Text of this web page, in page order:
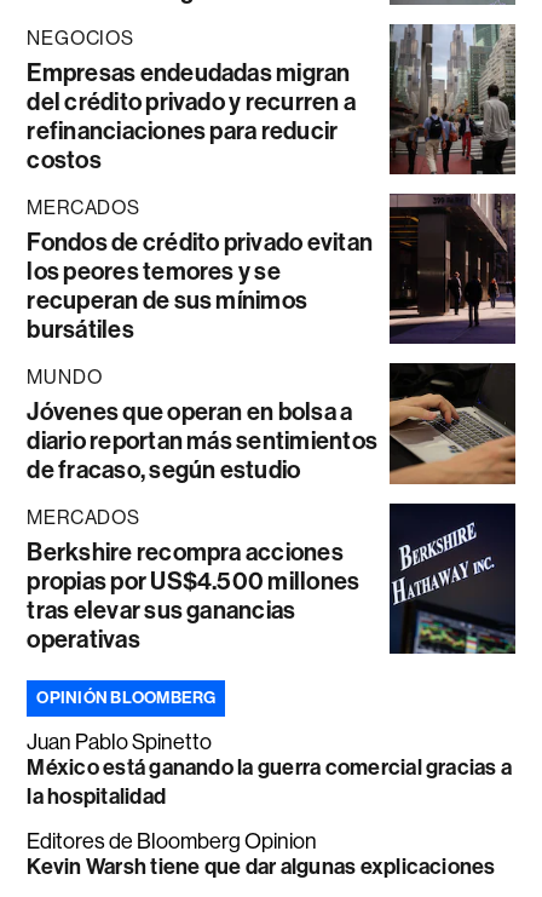
NEGOCIOS
Empresas endeudadas migran
del crédito privado y recurren a
refinanciaciones para reducir
costos
MERCADOS
Fondos de crédito privado evitan
los peores temores y se
recuperan de sus mínimos
bursátiles
MUNDO
Jóvenes que operan en bolsa a
diario reportan más sentimientos
de fracaso, según estudio
MERCADOS
Berkshire recompra acciones
propias por US$4.500 millones
tras elevar sus ganancias
operativas
OPINIÓN BLOOMBERG
Juan Pablo Spinetto
México está ganando la guerra comercial gracias a
la hospitalidad
Editores de Bloomberg Opinion
Kevin Warsh tiene que dar algunas explicaciones